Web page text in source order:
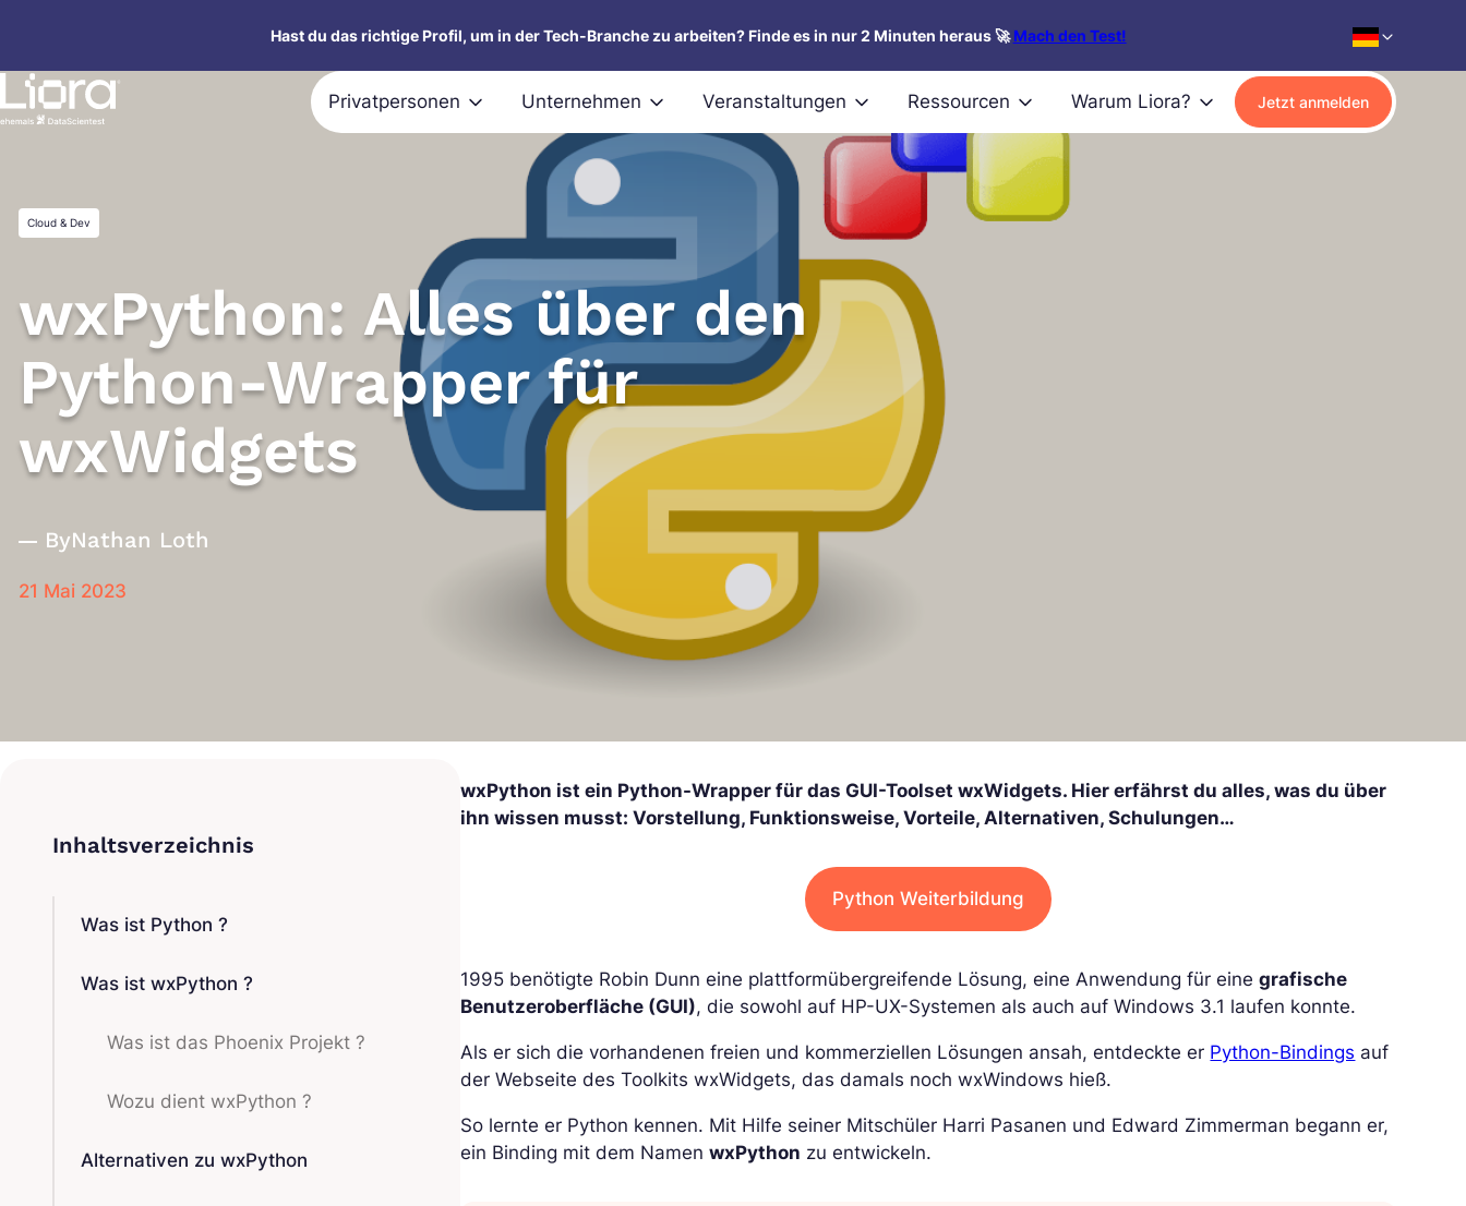
springen
Hast du das richtige Profil, um in der Tech-Branche zu arbeiten? Finde es in nur 2 Minuten heraus 🚀Mach den Test!
Privatpersonen Unternehmen Veranstaltungen Ressourcen Warum Liora? Jetzt anmelden
Cloud & Dev
wxPython: Alles über den
Python-Wrapper für
wxWidgets
ByNathan Loth
21 Mai 2023
Was ist Python ?
Was ist wxPython ?
Was ist das Phoenix Projekt ?
Wozu dient wxPython ?
Alternativen zu wxPython
wxPython ist ein Python-Wrapper für das GUI-Toolset wxWidgets. Hier erfährst du alles, was du über
ihn wissen musst: Vorstellung, Funktionsweise, Vorteile, Alternativen, Schulungen…
Python Weiterbildung
1995 benötigte Robin Dunn eine plattformübergreifende Lösung, eine Anwendung für einegrafische
Benutzeroberfläche (GUI), die sowohl auf HP-UX-Systemen als auch auf Windows 3.1 laufen konnte.
Als er sich die vorhandenen freien und kommerziellen Lösungen ansah, entdeckte er Python-Bindings auf
der Webseite des Toolkits wxWidgets, das damals noch wxWindows hieß.
So lernte er Python kennen. Mit Hilfe seiner Mitschüler Harri Pasanen und Edward Zimmerman begann er,
ein Binding mit dem NamenwxPython zu entwickeln.